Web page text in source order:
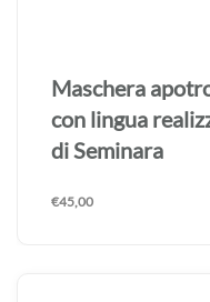
Maschera
con lingua
di Seminara
€45,00